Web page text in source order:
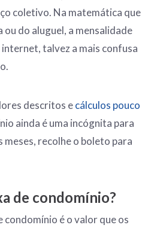
coletivo. Na matemática que
do aluguel, a mensalidade
internet, talvez a mais confusa
descritos ecálculos pouco
ainda é uma incógnita para
recolhe o boleto para
de condomínio?
condomínio é o valor que os